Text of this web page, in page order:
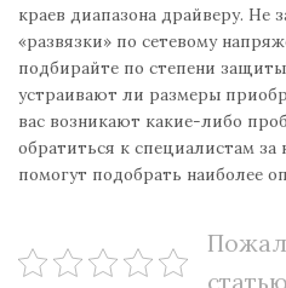
краев диапазона драйверу. Не
«развязки» по сетевому
подбирайте по степени
устраивают ли размеры
вас возникают какие-либо
обратиться к специалистам
помогут подобрать наиболее
статью